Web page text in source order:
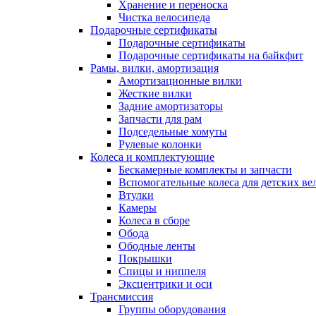
Хранение и переноска
Чистка велосипеда
Подарочные сертификаты
Подарочные сертификаты
Подарочные сертификаты на байкфит
Рамы, вилки, амортизация
Амортизационные вилки
Жесткие вилки
Задние амортизаторы
Запчасти для рам
Подседельные хомуты
Рулевые колонки
Колеса и комплектующие
Бескамерные комплекты и запчасти
Вспомогательные колеса для детских
Втулки
Камеры
Колеса в сборе
Обода
Ободные ленты
Покрышки
Спицы и ниппеля
Эксцентрики и оси
Трансмиссия
Группы оборудования